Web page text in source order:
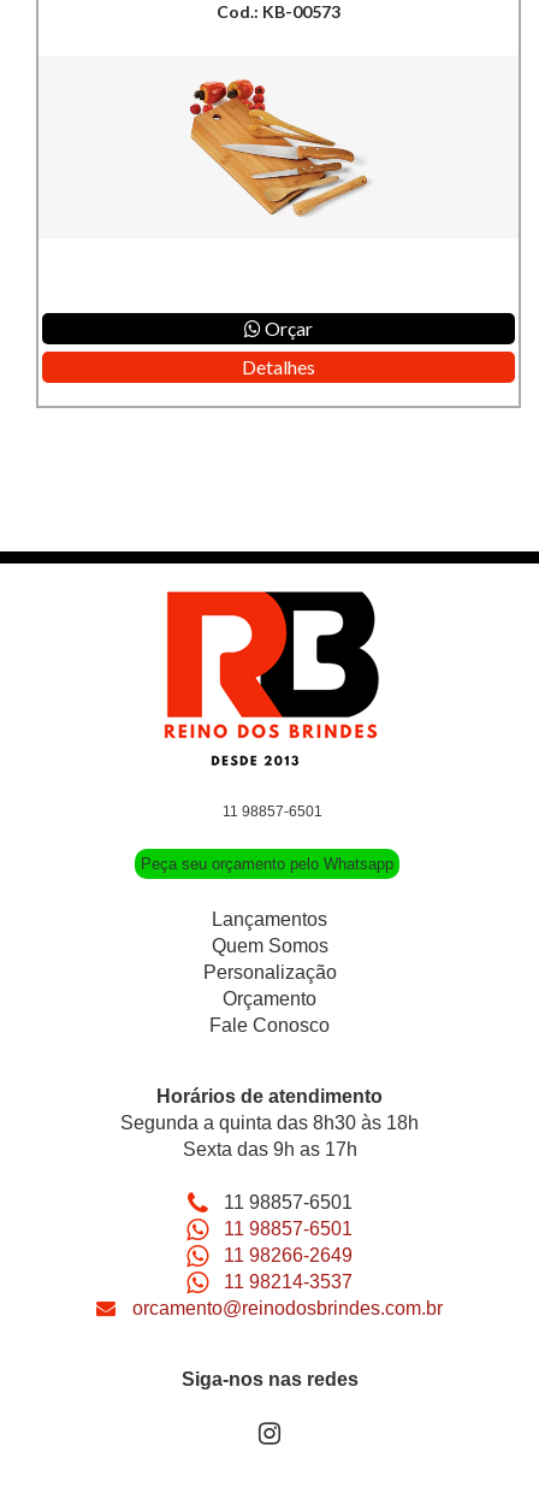
Cod.: KB-00573
Orçar
Detalhes
11 98857-6501
Peça seu orçamento pelo Whatsapp
Lançamentos
Quem Somos
Personalização
Orçamento
Fale Conosco
Horários de atendimento
Segunda a quinta das 8h30 às 18h
Sexta das 9h as 17h
11 98857-6501
11 98857-6501
11 98266-2649
11 98214-3537
orcamento@reinodosbrindes.com.br
Siga-nos nas redes